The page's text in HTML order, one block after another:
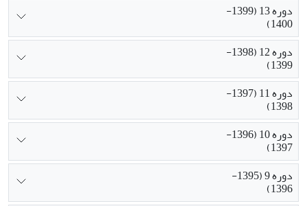
دوره 13 (1399-
1400)
دوره 12 (1398-
1399)
دوره 11 (1397-
1398)
دوره 10 (1396-
1397)
دوره 9 (1395-
1396)